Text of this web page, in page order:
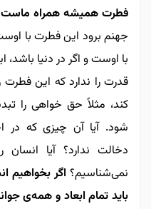
فطرت همیشه همراه
جهنم برود این فطرت با
با اوست و اگر در دنیا
قدرت را ندارد که این
کند، مثلاً حق خواهی را
شود. آیا آن چیزی که در
دخالت ندارد؟ آیا
نمی‌شناسیم؟ اگر بخواهیم
باید تمام ابعاد و همه‌ی